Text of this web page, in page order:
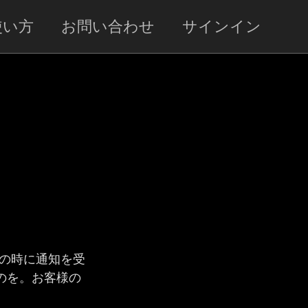
方 お問い合わせ サインイン
時に通知を受
を。お客様の